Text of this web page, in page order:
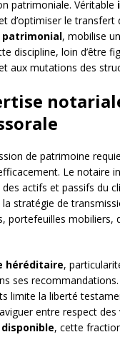
patrimoniale. Véritable
d’optimiser le
patrimonial, mobilise
discipline, loin d’être
aux mutations des
de patrimoine
Le notaire
des actifs et passifs du
la stratégie de
portefeuilles mobiliers,
héréditaire,
ses
limite la liberté
entre respect
, cette